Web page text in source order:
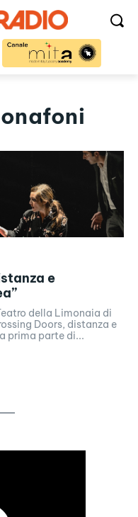
e
della Limonaia di
Doors, distanza e
prima parte di...